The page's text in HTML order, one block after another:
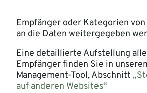
Empfänger oder Kategorien
an die Daten weitergegeben
Eine detaillierte Aufstellung
Empfänger finden Sie in
Management-Tool, Abschnitt
auf anderen Websites“